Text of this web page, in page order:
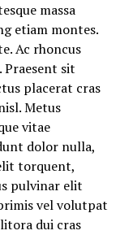
massa
etiam montes.
Ac rhoncus
sit
placerat cras
Metus
vitae
dolor nulla,
torquent,
pulvinar elit
vel volutpat
dui cras